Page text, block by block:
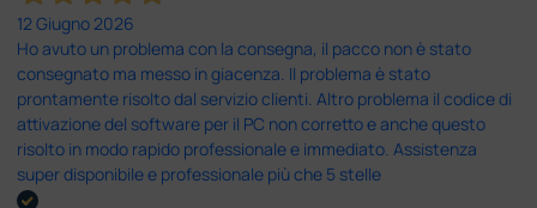
12 Giugno 2026
Ho avuto un problema con la consegna, il pacco non è stato
consegnato ma messo in giacenza. Il problema è stato
prontamente risolto dal servizio clienti. Altro problema il codice di
attivazione del software per il PC non corretto e anche questo
risolto in modo rapido professionale e immediato. Assistenza
super disponibile e professionale più che 5 stelle